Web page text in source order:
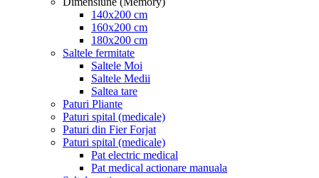
140x200 cm
160x200 cm
180x200 cm
Saltele fermitate
Saltele Moi
Saltele Medii
Saltea tare
Paturi Pliante
Paturi spital (medicale)
Paturi din Fier Forjat
Paturi spital (medicale)
Pat electric medical
Pat medical actionare manuala